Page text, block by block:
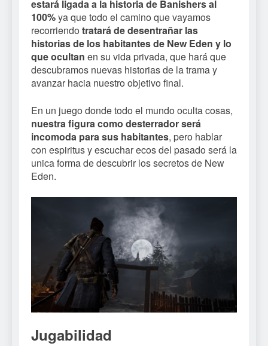
estará ligada a la historia de Banishers al
100%ya que todo el camino que vayamos
recorriendo tratará de desentrañar las
historias de los habitantes de New Eden y lo
que ocultan en su vida privada, que hará que
descubramos nuevas historias de la trama y
avanzar hacia nuestro objetivo final.
En un juego donde todo el mundo oculta cosas,
nuestra figura como desterrador será
incomoda para sus habitantes, pero hablar
con espiritus y escuchar ecos del pasado será la
unica forma de descubrir los secretos de New
Eden.
Jugabilidad